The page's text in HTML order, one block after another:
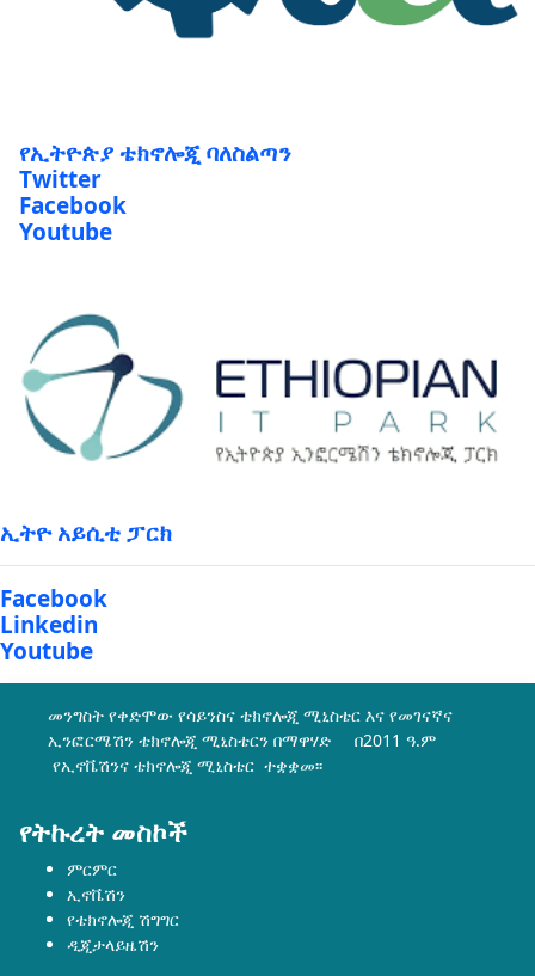
የኢትዮጵያ ቴክኖሎጂ ባለስልጣን
Twitter
Facebook
Youtube
ኢትዮ አይሲቲ ፓርክ
Facebook
Linkedin
Youtube
መንግስት የቀድሞው የሳይንስና ቴክኖሎጂ ሚኒስቴር እና የመገናኛና
ኢንፎርሜሽን ቴክኖሎጂ ሚኒስቴርን በማዋሃድ በ2011 ዓ.ም
የኢኖቬሽንና ቴክኖሎጂ ሚኒስቴር ተቋቋመ፡፡
የትኩረት መስኮች
ምርምር
ኢኖቬሽን
የቴክኖሎጂ ሽግግር
ዲጂታላይዜሽን